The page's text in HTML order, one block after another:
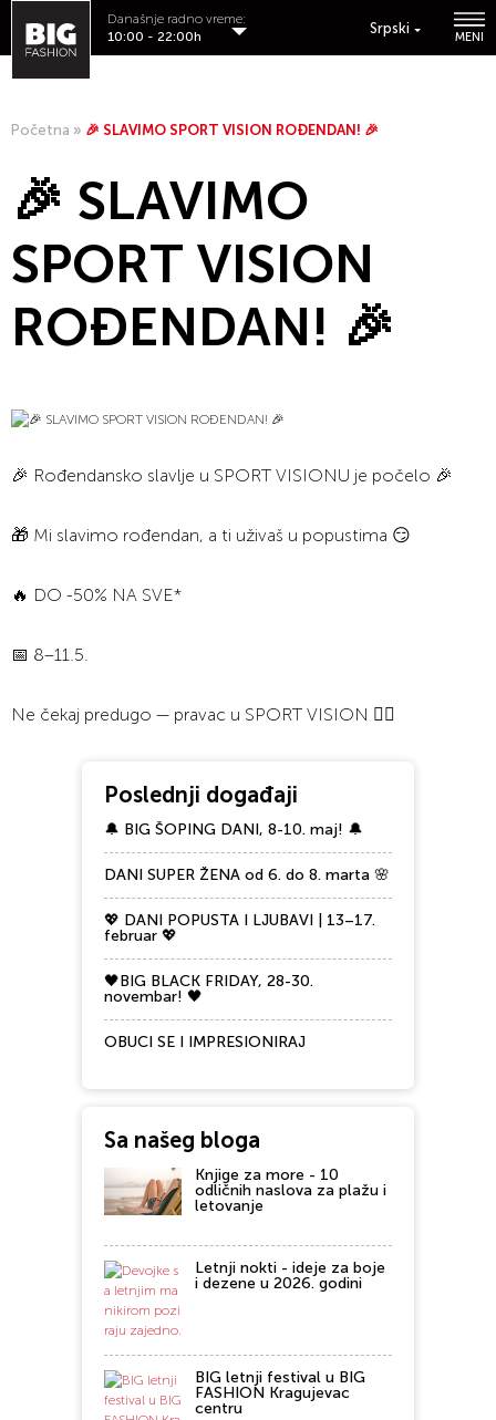
Srpski
MENI
Današnje radno vreme:
10:00 - 22:00h
Početna » 🎉 SLAVIMO SPORT VISION ROĐENDAN! 🎉
🎉 SLAVIMO
SPORT VISION
ROĐENDAN! 🎉
🎉 Rođendansko slavlje u SPORT VISIONU je počelo 🎉
🎁 Mi slavimo rođendan, a ti uživaš u popustima 😏
🔥 DO -50% NA SVE*
📅 8–11.5.
Ne čekaj predugo — pravac u SPORT VISION 🏃‍♂️
Poslednji događaji
🔔 BIG ŠOPING DANI, 8-10. maj! 🔔
DANI SUPER ŽENA od 6. do 8. marta 🌸
💖 DANI POPUSTA I LJUBAVI | 13–17.
februar 💖
🖤BIG BLACK FRIDAY, 28-30.
novembar! 🖤
OBUCI SE I IMPRESIONIRAJ
Sa našeg bloga
Knjige za more - 10
odličnih naslova za plažu i
letovanje
Letnji nokti - ideje za boje
i dezene u 2026. godini
BIG letnji festival u BIG
FASHION Kragujevac
centru